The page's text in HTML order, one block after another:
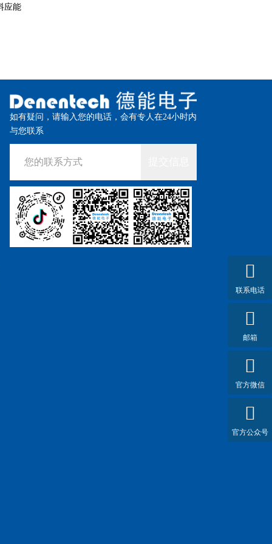
应能
联系电话
邮箱
官方微信
官方公众号
如有疑问，请输入您的电话，会有专人在24小时内
与您联系